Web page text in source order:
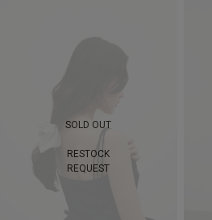
SOLD OUT
RESTOCK
REQUEST